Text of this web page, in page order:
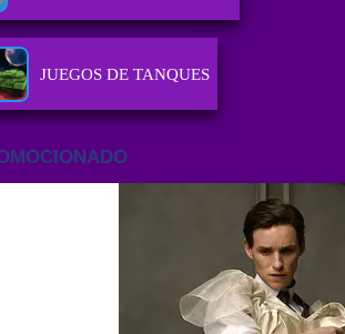
JUEGOS DE TANQUES